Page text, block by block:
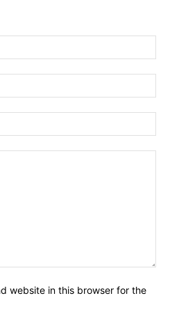
website in this browser for the